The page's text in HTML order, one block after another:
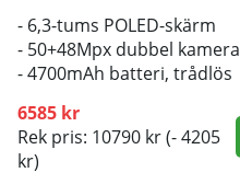
- 6,3-tums POLED-skärm
- 50+48Mpx dubbel kamera
- 4700mAh batteri, trådlös
6585 kr
Rek pris: 10790 kr(- 4205
kr)